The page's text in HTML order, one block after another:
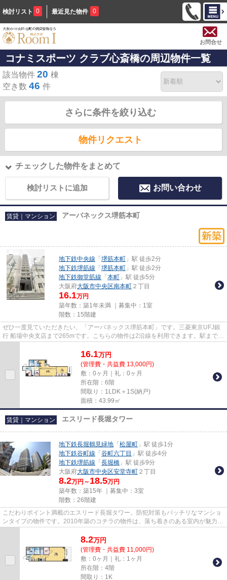
検討リスト 0 最近見た物件 0
お問合せ
コナミスポーツ クラブ心斎橋の周辺物件一覧
該当物件 20 棟
空き数 46 件
さらに条件を絞り込む
物件リクエスト
チェックした物件をまとめて
検討リストに追加 お問い合わせ
賃貸｜マンション アーバネックス堺筋本町
地下鉄中央線 「 堺筋本町 」駅 徒歩2分
地下鉄堺筋線 「 堺筋本町 」駅 徒歩2分
地下鉄御堂筋線 「 本町 」駅 徒歩5分
大阪府大阪市中央区南本町 ２丁目
16.1万円
築年数：築1年未満 ｜募集中： 1室
階数：15階建
ぜひ一度見ていただきたい、「アーバネックス堺筋本町」です。三菱東京UFJ銀
行 船場中央支店まで265mです。こちらの物件は2沿線を利用できます。駅まで徒
16.1万円
(管理費・共益費 13,000円)
敷：0ヶ月｜礼：0ヶ月
所在階：6階
間取り：1LDK＋1S(納戸)
面積：43.99㎡
賃貸｜マンション エスリード長堀タワー
地下鉄長堀鶴見緑地 「 松屋町 」駅 徒歩1分
地下鉄谷町線 「 谷町六丁目 」駅 徒歩4分
地下鉄堺筋線 「 長堀橋 」駅 徒歩9分
大阪府大阪市中央区安堂寺町 ２丁目
8.2万円～ 18.5万円
築年数：築15年 ｜募集中： 3室
階数：26階建
こだわりポイント満載のエスリード長堀タワー。防犯対策もバッチリなマンショ
ンタイプの物件です。2010年築のコチラの物件は、落ち着きのある室内が魅力的
8.2万円
(管理費・共益費 11,000円)
敷：0ヶ月｜礼：1ヶ月
所在階：4階
間取り：1K